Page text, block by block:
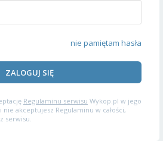
nie pamiętam hasła
ZALOGUJ SIĘ
Regulaminu serwisu Wykop.pl w jego
akceptujesz Regulaminu w całości,
serwisu.